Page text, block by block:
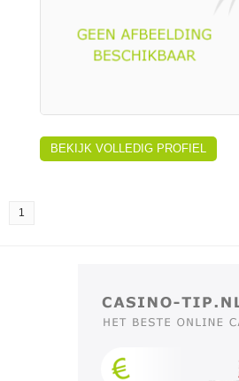
BEKIJK VOLLEDIG PROFIEL
1